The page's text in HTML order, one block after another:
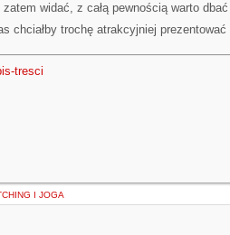
widać, z całą pewnością warto
chciałby trochę atrakcyjniej
tresci
I JOGA